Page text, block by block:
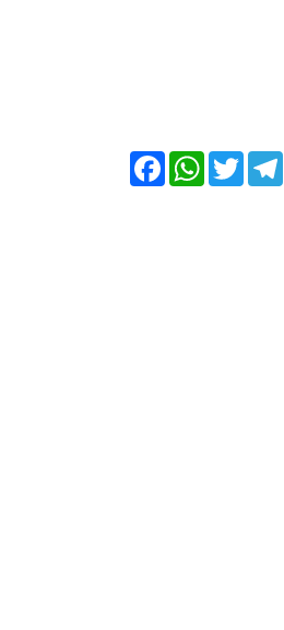
Facebook
WhatsAppTwitterTelegram